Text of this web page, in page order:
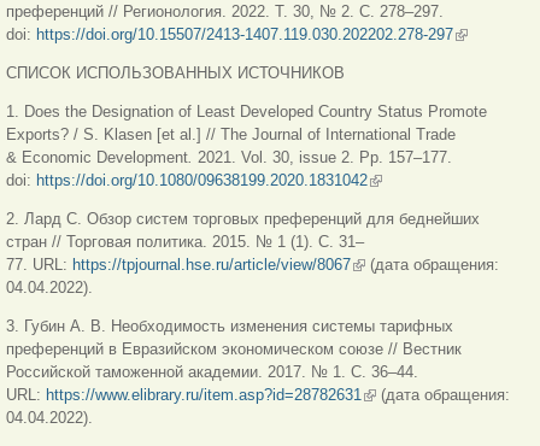
преференций // Регионология. 2022. Т. 30, № 2. С. 278–297.
doi: https://doi.org/10.15507/2413-1407.119.030.202202.278-297(link is
CПИСОК ИСПОЛЬЗОВАННЫХ ИСТОЧНИКОВ
1. Does the Designation of Least Developed Country Status Promote
Exports? / S. Klasen [et al.] // The Journal of International Trade
& Economic Development. 2021. Vol. 30, issue 2. Pp. 157–177.
doi: https://doi.org/10.1080/09638199.2020.1831042(link is external)
2. Лард С. Обзор систем торговых преференций для беднейших
стран // Торговая политика. 2015. № 1 (1). C. 31–
77. URL: https://tpjournal.hse.ru/article/view/8067(link is external)
(дата обращения:
04.04.2022).
3. Губин А. В. Необходимость изменения системы тарифных
преференций в Евразийском экономическом союзе // Вестник
Российской таможенной академии. 2017. № 1. C. 36–44.
URL: https://www.elibrary.ru/item.asp?id=28782631(link is external)
(дата обращения:
04.04.2022).